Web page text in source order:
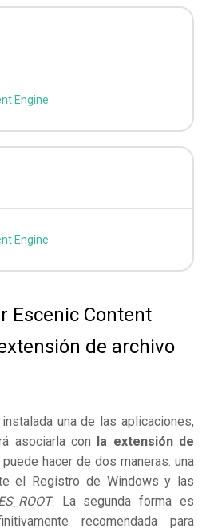
Engine
Engine
Escenic Content
de archivo
una de las aplicaciones,
asociarla con la extensión de
hacer de dos maneras: una
el Registro de Windows y las
. La segunda forma es
recomendada para